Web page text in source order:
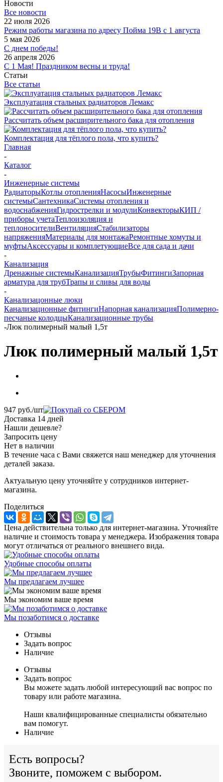
Новости
Все новости
22 июля 2026
Режим работы магазина по адресу Пойма 19В с 1 августа
5 мая 2026
С днем победы!
26 апреля 2026
С 1 Мая! Праздником весны и труда!
Статьи
Все статьи
Эксплуатация стальных радиаторов Лемакс
Рассчитать объем расширительного бака для отопления
Комплектация для тёплого пола, что купить?
Главная
-
Каталог
-
Инженерные системы
РадиаторыКотлы отопленияНасосыИнженерные
системыСантехникаСистемы отопления и
водоснабженияГидрострелки и модулиКонвекторыКИП /
приборы учетаТеплоизоляция и
теплоносителиВентиляцияСтабилизаторы
напряженияМатериалы для монтажаРемонтные хомуты и
муфтыАксессуары и комплетующиеВсе для сада и дачи
-
Канализация
Дренажные системыКанализацияТрубыФитингиЗапорная
арматура для трубТрапы и сливы для воды
-
Канализацонные люки
Канализационные фитингиНапорная канализацияПолимерно-
песчаные колодцыКанализационные трубы
-Люк полимерный малый 1,5т
Люк полимерный малый 1,5т
947 руб./шт
Доставка 14 дней
Нашли дешевле?
Запросить цену
Нет в наличии
В течение часа с Вами свяжется наш менеджер для уточнения
деталей заказа.
Актуальную цену уточняйте у сотрудников интернет-
магазина.
Поделиться
Цена действительна только для интернет-магазина. Уточняйте
наличие и стоимость товара у менеджера. Изображения товара
могут отличаться от реального внешнего вида.
Удобные способы оплаты
Мы предлагаем лучшее
Мы экономим ваше время
Мы позаботимся о доставке
Отзывы
Задать вопрос
Наличие
Отзывы
Задать вопрос
Вы можете задать любой интересующий вас вопрос по
товару или работе магазина.
Наши квалифицированные специалисты обязательно
вам помогут.
Наличие
Есть вопросы?
Звоните, поможем с выбором.